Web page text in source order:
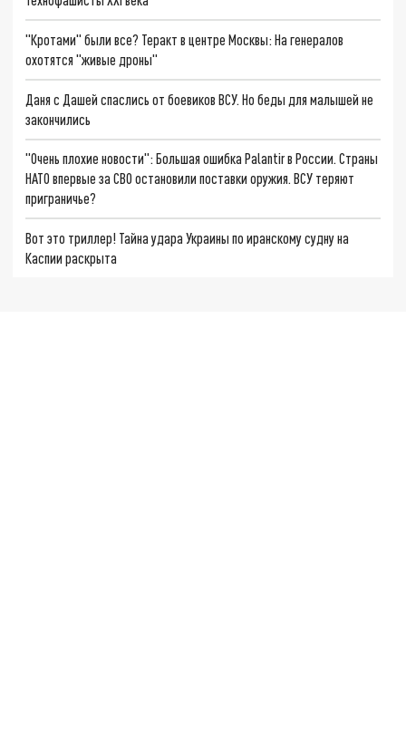
"Кротами" были все? Теракт в центре Москвы: На генералов
охотятся "живые дроны"
Даня с Дашей спаслись от боевиков ВСУ. Но беды для малышей не
закончились
"Очень плохие новости": Большая ошибка Palantir в России. Страны
НАТО впервые за СВО остановили поставки оружия. ВСУ теряют
приграничье?
Вот это триллер! Тайна удара Украины по иранскому судну на
Каспии раскрыта